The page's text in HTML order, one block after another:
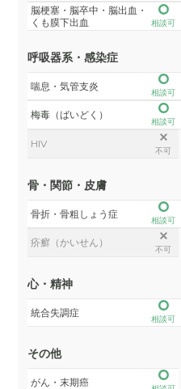
脳梗塞・脳卒中・脳出血・
くも膜下出血
相談可
呼吸器系・感染症
喘息・気管支炎
相談可
梅毒（ばいどく）
相談可
HIV
不可
骨・関節・皮膚
骨折・骨粗しょう症
相談可
疥癬（かいせん）
不可
心・精神
統合失調症
相談可
その他
がん・末期癌